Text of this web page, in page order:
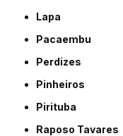
Lapa
Pacaembu
Perdizes
Pinheiros
Pirituba
Raposo Tavares